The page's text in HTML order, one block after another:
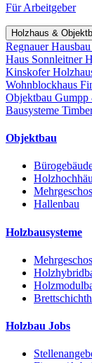
Für Arbeitgeber
Holzhaus &
Regnauer Hausbau
Haus Sonnleitner
Kinskofer
Wohnblockhaus
Objektbau
Bausysteme
Objektbau
Hallenbau
Holzbausysteme
Holzbau Jobs